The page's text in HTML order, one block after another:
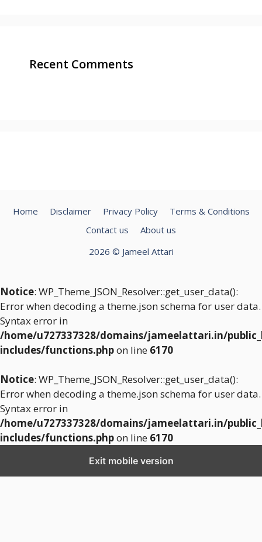
Recent Comments
Home Disclaimer Privacy Policy
Terms & Conditions
Contact us
About us
2026 © Jameel Attari
Notice: WP_Theme_JSON_Resolver::get_user_data():
Error when decoding a theme.json schema for user data.
Syntax error in
/home/u727337328/domains/jameelattari.in/
includes/functions.phpon line 6170
Notice: WP_Theme_JSON_Resolver::get_user_data():
Error when decoding a theme.json schema for user data.
Syntax error in
/home/u727337328/domains/jameelattari.in/
includes/functions.phpon line 6170
Exit mobile version